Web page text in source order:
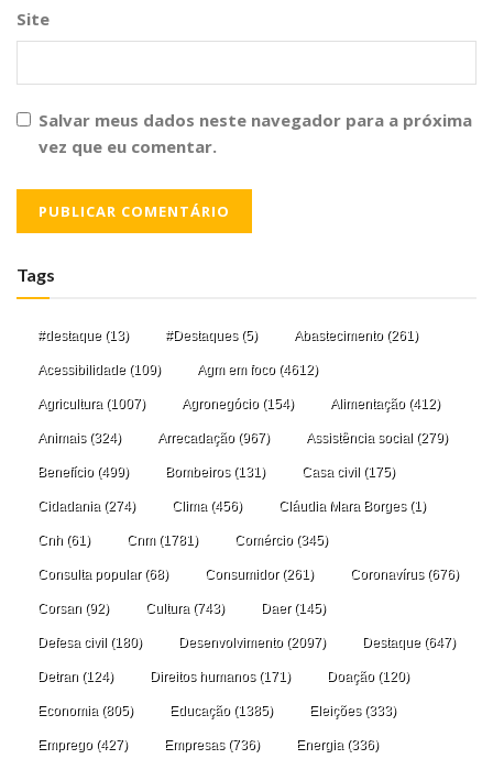
Site
Salvar meus dados neste navegador para a próxima
vez que eu comentar.
Tags
#destaque (13) #Destaques(5) Abastecimento(261)
Acessibilidade (109) Agm em foco(4612)
Agricultura (1007) Agronegócio(154) Alimentação(412)
Animais(324) Arrecadação(967) Assistência social (279)
Benefício(499) Bombeiros(131) Casa civil (175)
Cidadania (274) Clima (456) Cláudia Mara Borges(1)
Cnh (61) Cnm(1781) Comércio(345)
Consulta popular(68) Consumidor(261) Coronavírus(676)
Corsan (92) Cultura (743) Daer(145)
Defesa civil (180) Desenvolvimento(2097) Destaque (647)
Detran (124) Direitos humanos(171) Doação(120)
Economia (805) Educação(1385) Eleições(333)
Emprego(427) Empresas(736) Energia (336)